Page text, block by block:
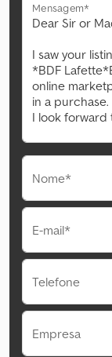
Mensagem*
Nome*
E-mail*
Telefone
Empresa